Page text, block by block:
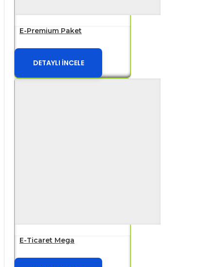
E-Premium Paket
DETAYLI İNCELE
E-Ticaret Mega